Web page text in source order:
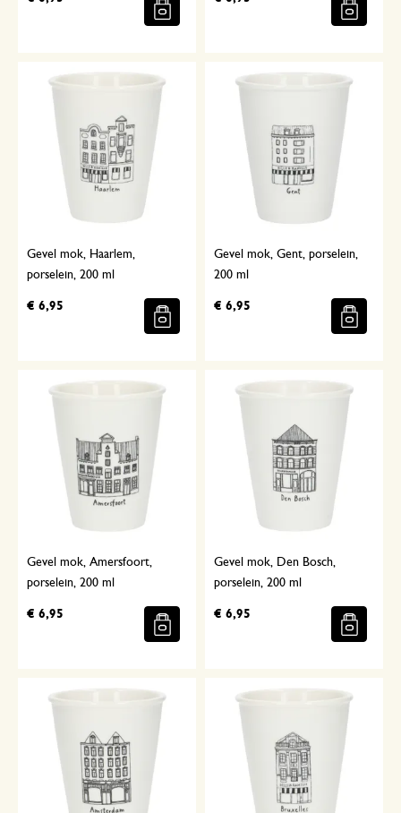
Gevel mok, Haarlem,
porselein, 200 ml
€ 6,95
Gevel mok, Gent, porselein,
200 ml
€ 6,95
Gevel mok, Amersfoort,
porselein, 200 ml
€ 6,95
Gevel mok, Den Bosch,
porselein, 200 ml
€ 6,95